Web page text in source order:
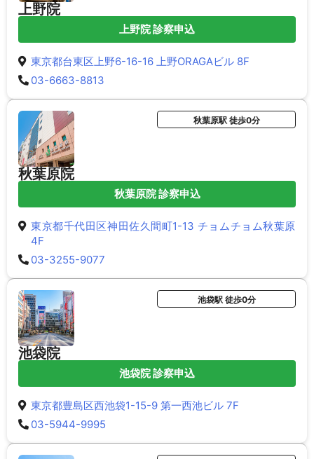
上野院
上野院 診察申込
東京都台東区上野6-16-16 上野ORAGAビル 8F
03-6663-8813
秋葉原院
秋葉原駅 徒歩0分
秋葉原院 診察申込
東京都千代田区神田佐久間町1-13 チョムチョム秋葉原
4F
03-3255-9077
池袋院
池袋駅 徒歩0分
池袋院 診察申込
東京都豊島区西池袋1-15-9 第一西池ビル 7F
03-5944-9995